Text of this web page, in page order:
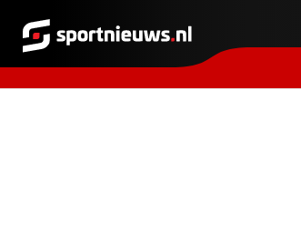
Sportnieuws.nl